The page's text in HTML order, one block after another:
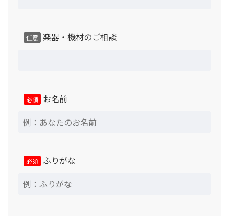
保証について
任意 楽器・機材のご相談
必須 お名前
必須 ふりがな